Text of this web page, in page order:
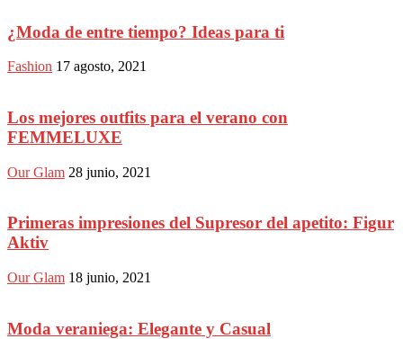
¿Moda de entre tiempo? Ideas para ti
Fashion 17 agosto, 2021
Los mejores outfits para el verano con
FEMMELUXE
Our Glam 28 junio, 2021
Primeras impresiones del Supresor del apetito: Figur
Aktiv
Our Glam 18 junio, 2021
Moda veraniega: Elegante y Casual